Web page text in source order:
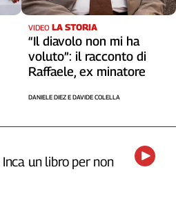
VIDEO LA STORIA
“Il diavolo non mi ha
voluto”: il racconto di
Raffaele, ex minatore
DANIELE DIEZ E DAVIDE COLELLA
un libro per non